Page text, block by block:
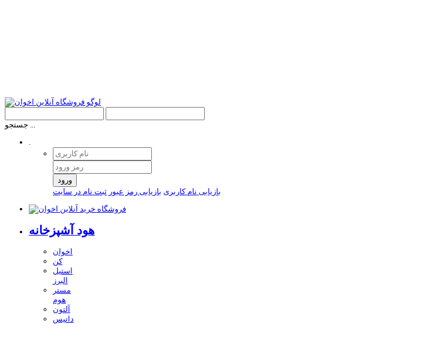
جستجو ...
.
ورود
بازیابی نام کاربری بازیابی رمز عبور ثبت نام در سایت
هود آشپزخانه
اخوان
کن
استیل
البرز
مستر
هوم
آلتون
داتیس